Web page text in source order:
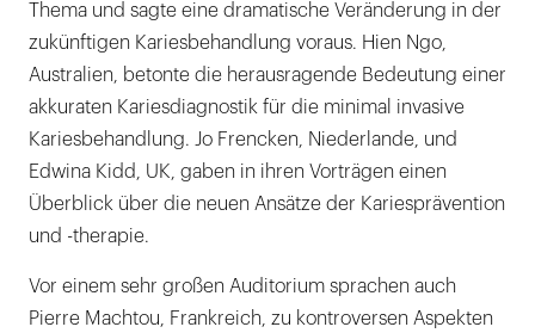
Thema und sagte eine dramatische Veränderung in der
zukünftigen Kariesbehandlung voraus. Hien Ngo,
Australien, betonte die herausragende Bedeutung einer
akkuraten Kariesdiagnostik für die minimal invasive
Kariesbehandlung. Jo Frencken, Niederlande, und
Edwina Kidd, UK, gaben in ihren Vorträgen einen
Überblick über die neuen Ansätze der Kariesprävention
und -therapie.
Vor einem sehr großen Auditorium sprachen auch
Pierre Machtou, Frankreich, zu kontroversen Aspekten